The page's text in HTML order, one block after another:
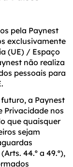
pela Paynest
exclusivamente
(UE) / Espaço
não realiza
pessoais para
a Paynest
Privacidade nos
que quaisquer
sejam
44.º a 49.º),